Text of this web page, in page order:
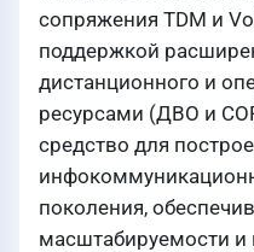
сопряжения TDM и
поддержкой
дистанционного и
ресурсами (ДВО и
средство для
поколения,
масштабируемости и